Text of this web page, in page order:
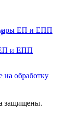
ЕП и ЕПП
на обработку
защищены.
ЕП и ЕПП